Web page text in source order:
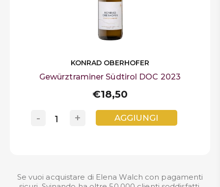
KONRAD OBERHOFER
Gewürztraminer Südtirol DOC 2023
€18,50
+
- AGGIUNGI
Se vuoi acquistare di Elena Walch con pagamenti